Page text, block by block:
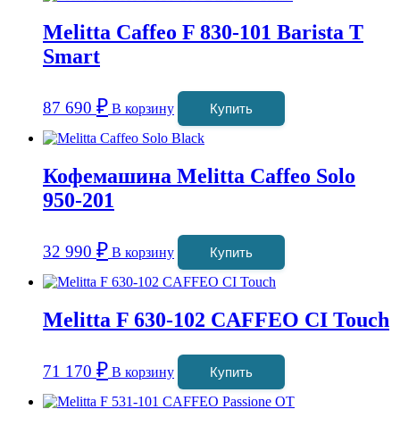
Melitta Caffeo F 830-101 Barista T
Smart
87 690 ₽ В корзину Купить
Кофемашина Melitta Caffeo Solo
950-201
32 990 ₽ В корзину Купить
Melitta F 630-102 CAFFEO CI Touch
71 170 ₽ В корзину Купить